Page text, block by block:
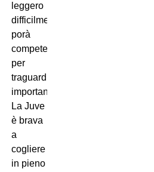
leggero
difficilmente
porà
competere
per
traguardi
importanti.
La Juve
è brava
a
cogliere
in pieno